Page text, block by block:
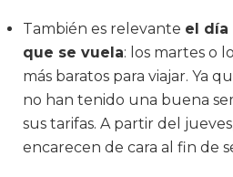
También es relevante el día
que se vuela: los martes o
más baratos para viajar. Ya
no han tenido una buena
sus tarifas. A partir del
encarecen de cara al fin de